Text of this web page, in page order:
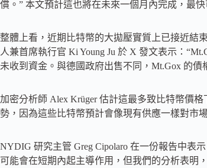
償。” 本文預計這也將在未來一個月內完成，最
整體上看，近期比特幣的大拋壓實質上已接近結
人兼首席執行官 Ki Young Ju 於 X 發文表示：
未收到資金。與德國政府出售不同，Mt.Gox 的
加密分析師 Alex Krüger 估計這最多致比特幣價
勢，因為這些比特幣預計會像現有供應一樣對市
NYDIG 研究主管 Greg Cipolaro 在一份報告中表
可能會在短期內起主導作用，但我們的分析表明